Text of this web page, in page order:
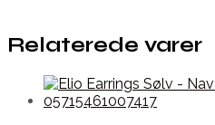
Relaterede varer